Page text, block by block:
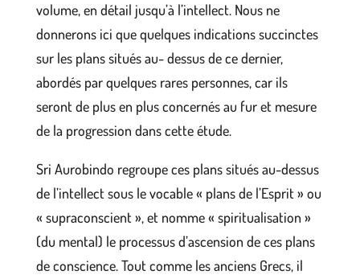
volume, en détail jusqu’à l’intellect. Nous ne
donnerons ici que quelques indications succinctes
sur les plans situés au- dessus de ce dernier,
abordés par quelques rares personnes, car ils
seront de plus en plus concernés au fur et mesure
de la progression dans cette étude.
Sri Aurobindo regroupe ces plans situés au-dessus
de l’intellect sous le vocable « plans de l’Esprit » ou
« supraconscient », et nomme « spiritualisation »
(du mental) le processus d’ascension de ces plans
de conscience. Tout comme les anciens Grecs, il